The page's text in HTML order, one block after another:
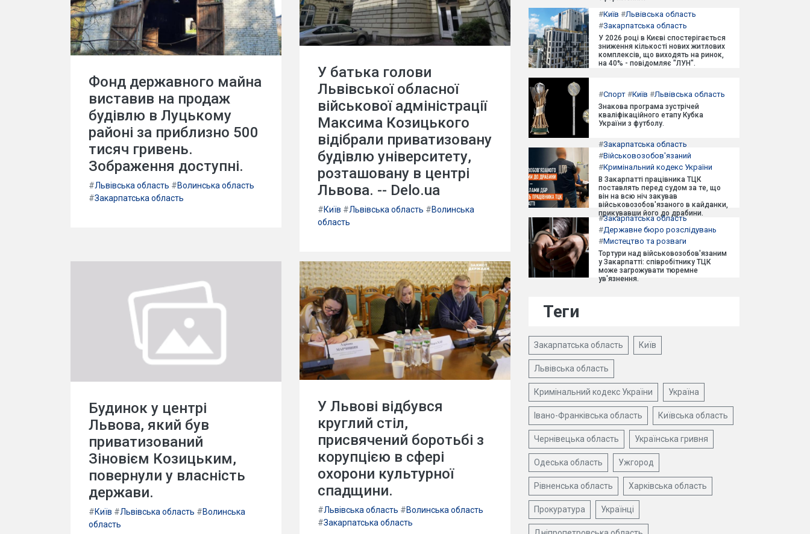
Фонд державного майна
виставив на продаж
будівлю в Луцькому
районі за приблизно 500
тисяч гривень.
Зображення доступні.
#Львівська область #Волинська область
#Закарпатська область
У батька голови
Львівської обласної
військової адміністрації
Максима Козицького
відібрали приватизовану
будівлю університету,
розташовану в центрі
Львова. -- Delo.ua
#Київ #Львівська область #Волинська
область
Будинок у центрі
Львова, який був
приватизований
Зіновієм Козицьким,
повернули у власність
держави.
#Київ #Львівська область #Волинська
область
У Львові відбувся
круглий стіл,
присвячений боротьбі з
корупцією в сфері
охорони культурної
спадщини.
#Львівська область #Волинська область
#Закарпатська область
#Київ #Львівська область
#Закарпатська область
У 2026 році в Києві спостерігається
зниження кількості нових житлових
комплексів, що виходять на ринок,
на 40% - повідомляє "ЛУН".
#Спорт #Київ #Львівська область
Знакова програма зустрічей
кваліфікаційного етапу Кубка
України з футболу.
#Закарпатська область
#Військовозобов'язаний
#Кримінальний кодекс України
В Закарпатті працівника ТЦК
поставлять перед судом за те, що
він на всю ніч закував
військовозобов'язаного в кайданки,
прикувавши його до драбини.
#Закарпатська область
#Державне бюро розслідувань
#Мистецтво та розваги
Тортури над військовозобов'язаним
у Закарпатті: співробітнику ТЦК
може загрожувати тюремне
ув'язнення.
Теги
Закарпатська область Київ
Львівська область
Кримінальний кодекс України Україна
Івано-Франківська область Київська область
Чернівецька область Українська гривня
Одеська область Ужгород
Рівненська область Харківська область
Прокуратура Українці